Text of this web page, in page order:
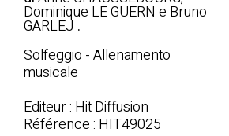
Dominique LE GUERN e Bruno
GARLEJ .
Solfeggio - Allenamento
musicale
Editeur : Hit Diffusion
Référence : HIT49025